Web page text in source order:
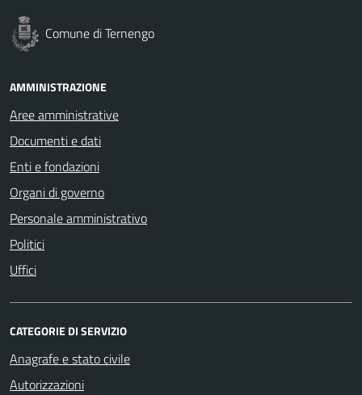
Comune di Ternengo
AMMINISTRAZIONE
Aree amministrative
Documenti e dati
Enti e fondazioni
Organi di governo
Personale amministrativo
Politici
Uffici
CATEGORIE DI SERVIZIO
Anagrafe e stato civile
Autorizzazioni